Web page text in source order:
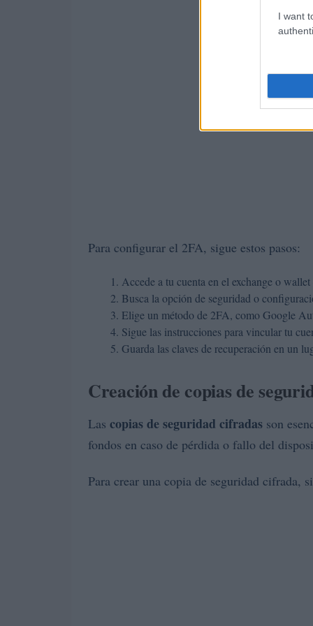
I want
Para configurar el 2FA, sigue estos pasos:
Accede a tu cuenta en el exchange o wallet
Busca la opción de seguridad o
Elige un método de 2FA, como Google
Sigue las instrucciones para vincular tu
Guarda las claves de recuperación en un
Creación de copias de
Las copias de seguridad cifradas son
fondos en caso de pérdida o fallo del
Para crear una copia de seguridad cifrada,